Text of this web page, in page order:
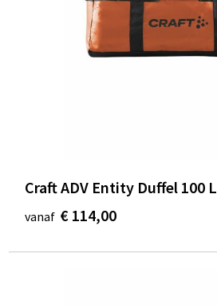
Craft ADV Entity Duffel 100 L
vanaf € 114,00